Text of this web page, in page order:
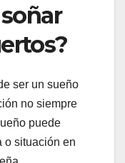
ser un sueño
no siempre
puede
o situación en